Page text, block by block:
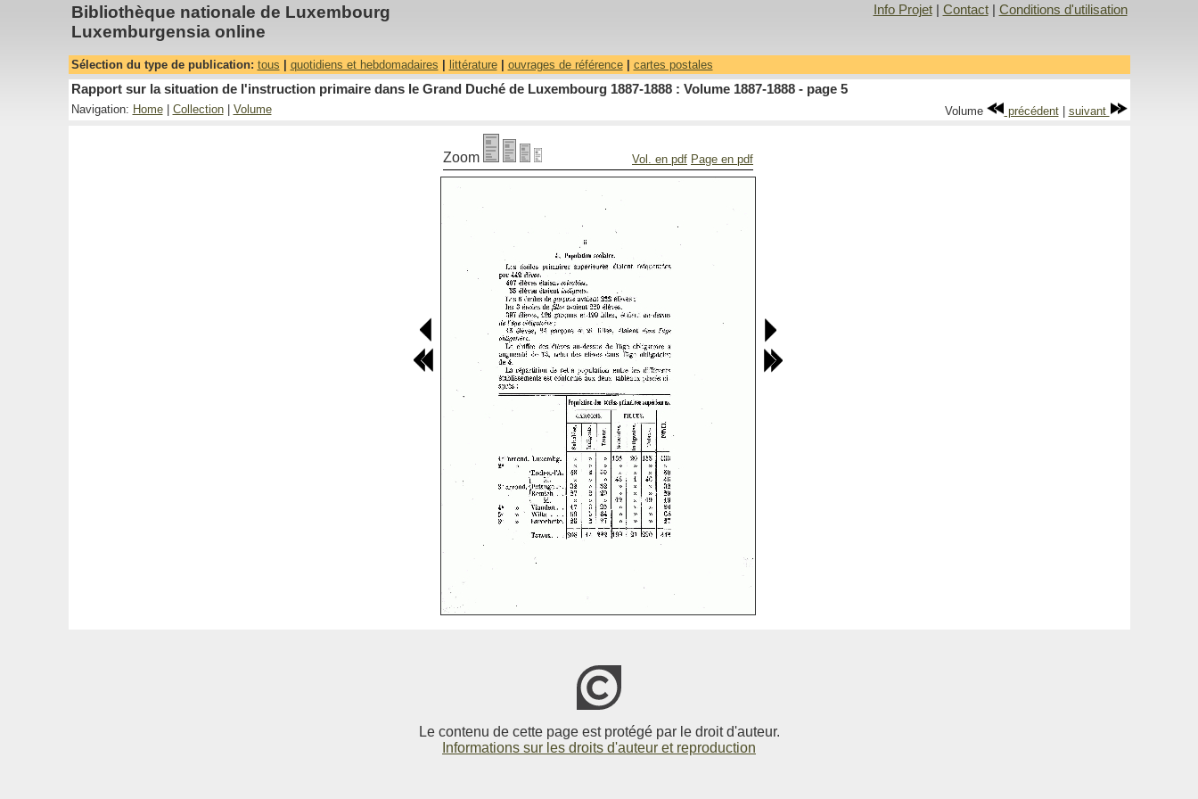
Bibliothèque nationale de Luxembourg
Luxemburgensia online
Info Projet| Contact| Conditions d'utilisation
Sélection du type de publication: tous quotidiens et hebdomadaires littérature| ouvrages de référence| cartes postales
Rapport sur la situation de l'instruction primaire dans le Grand Duché de Luxembourg 1887-1888 : Volume 1887-1888 - page 5
Navigation: Home| Collection| Volume Volume précédent| suivant
Zoom Vol. en pdf Page en pdf
Le contenu de cette page est protégé par le droit d'auteur.
Informations sur les droits d'auteur et reproduction